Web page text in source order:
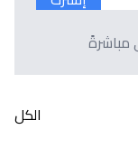
مباشرةً
الكل